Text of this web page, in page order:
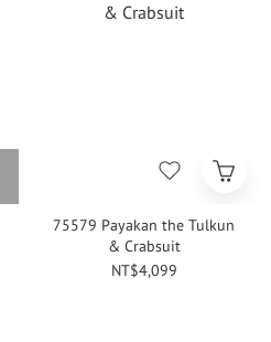
75579 Payakan the Tulkun
& Crabsuit
NT$4,099